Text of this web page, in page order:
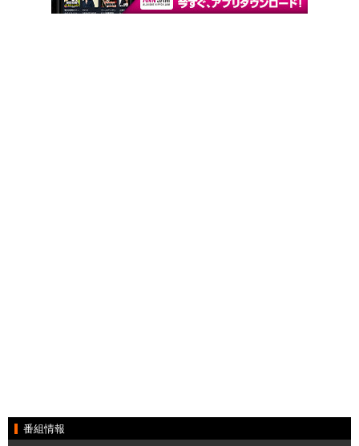
番組情報